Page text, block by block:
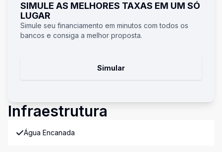
SIMULE AS MELHORES TAXAS EM UM SÓ
LUGAR
Simule seu financiamento em minutos com todos os
bancos e consiga a melhor proposta.
Simular
Infraestrutura
Água Encanada